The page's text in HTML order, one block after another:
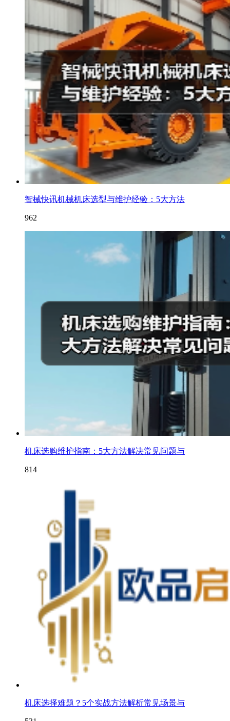
智械快讯机械机床选型与维护经验：5大方法
962
机床选购维护指南：5大方法解决常见问题与
814
机床选择难题？5个实战方法解析常见场景与